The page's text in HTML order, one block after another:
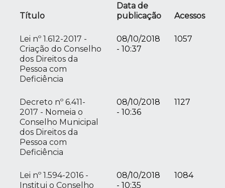
Título
Data de
publicação
Acessos
Lei nº 1.612-2017 -
Criação do Conselho
dos Direitos da
Pessoa com
Deficiência
08/10/2018
- 10:37
1057
Decreto nº 6.411-
2017 - Nomeia o
Conselho Municipal
dos Direitos da
Pessoa com
Deficiência
08/10/2018
- 10:36
1127
Lei nº 1.594-2016 -
Institui o Conselho
08/10/2018
- 10:35
1084